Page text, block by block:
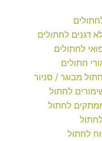
דגנים לחתולים
לחתולים
חתולים
מבוגר / סניור
לחתול
לחתול
לחתול